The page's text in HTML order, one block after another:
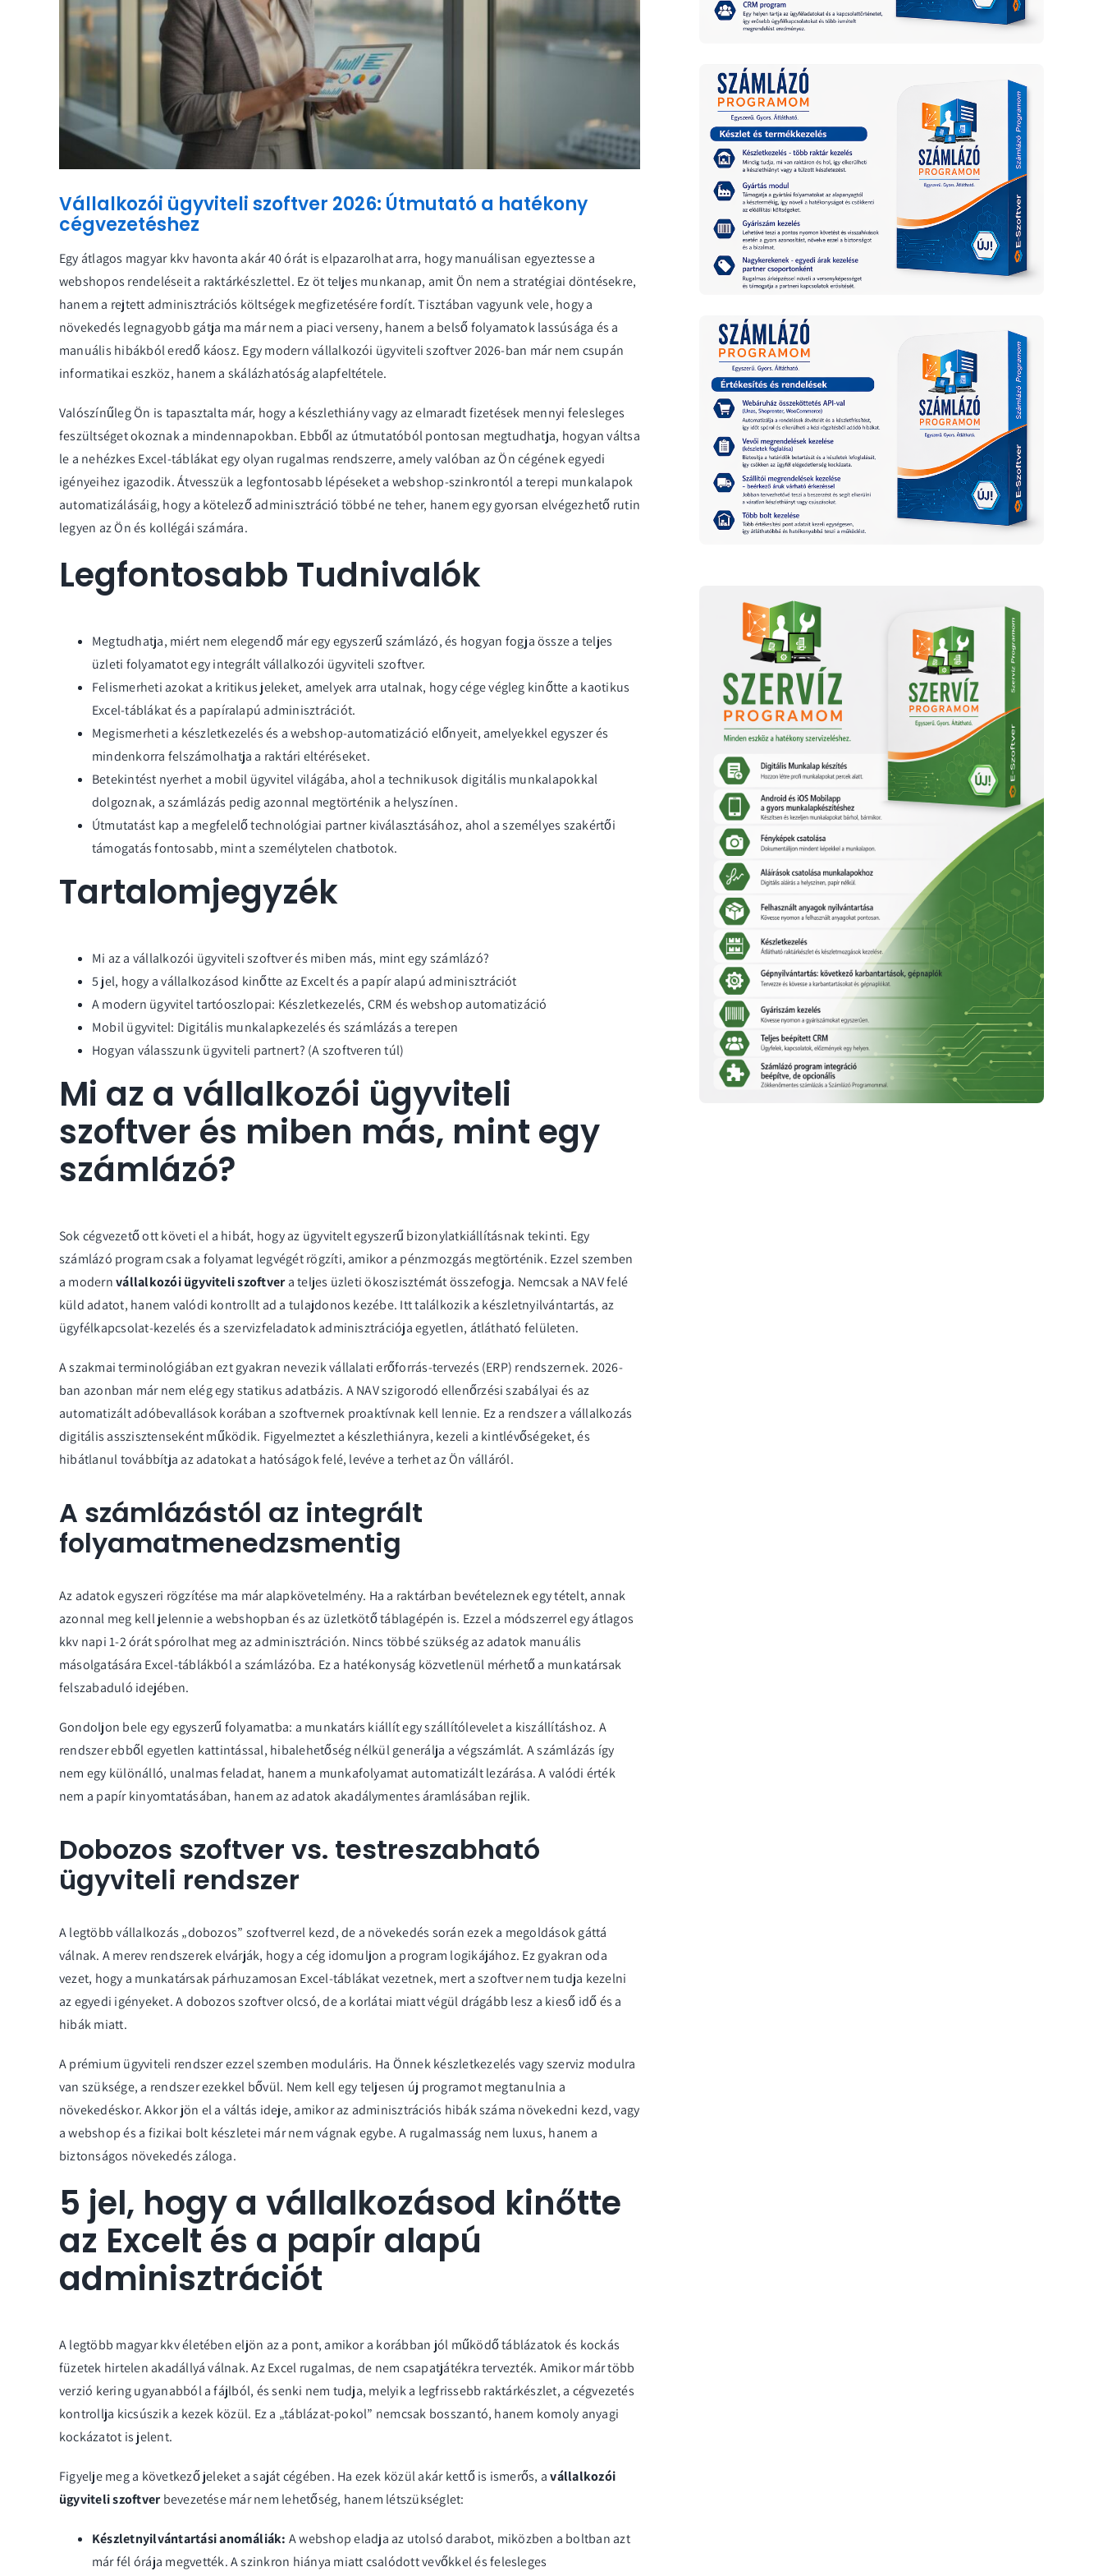
Vállalkozói ügyviteli szoftver 2026: Útmutató a hatékony
cégvezetéshez
Egy átlagos magyar kkv havonta akár 40 órát is elpazarolhat arra, hogy manuálisan egyeztesse a
webshopos rendeléseit a raktárkészlettel. Ez öt teljes munkanap, amit Ön nem a stratégiai döntésekre,
hanem a rejtett adminisztrációs költségek megfizetésére fordít. Tisztában vagyunk vele, hogy a
növekedés legnagyobb gátja ma már nem a piaci verseny, hanem a belső folyamatok lassúsága és a
manuális hibákból eredő káosz. Egy modern vállalkozói ügyviteli szoftver 2026-ban már nem csupán
informatikai eszköz, hanem a skálázhatóság alapfeltétele.
Valószínűleg Ön is tapasztalta már, hogy a készlethiány vagy az elmaradt fizetések mennyi felesleges
feszültséget okoznak a mindennapokban. Ebből az útmutatóból pontosan megtudhatja, hogyan váltsa
le a nehézkes Excel-táblákat egy olyan rugalmas rendszerre, amely valóban az Ön cégének egyedi
igényeihez igazodik. Átvesszük a legfontosabb lépéseket a webshop-szinkrontól a terepi munkalapok
automatizálásáig, hogy a kötelező adminisztráció többé ne teher, hanem egy gyorsan elvégezhető rutin
legyen az Ön és kollégái számára.
Legfontosabb Tudnivalók
Megtudhatja, miért nem elegendő már egy egyszerű számlázó, és hogyan fogja össze a teljes
üzleti folyamatot egy integrált vállalkozói ügyviteli szoftver.
Felismerheti azokat a kritikus jeleket, amelyek arra utalnak, hogy cége végleg kinőtte a kaotikus
Excel-táblákat és a papíralapú adminisztrációt.
Megismerheti a készletkezelés és a webshop-automatizáció előnyeit, amelyekkel egyszer és
mindenkorra felszámolhatja a raktári eltéréseket.
Betekintést nyerhet a mobil ügyvitel világába, ahol a technikusok digitális munkalapokkal
dolgoznak, a számlázás pedig azonnal megtörténik a helyszínen.
Útmutatást kap a megfelelő technológiai partner kiválasztásához, ahol a személyes szakértői
támogatás fontosabb, mint a személytelen chatbotok.
Tartalomjegyzék
Mi az a vállalkozói ügyviteli szoftver és miben más, mint egy számlázó?
5 jel, hogy a vállalkozásod kinőtte az Excelt és a papír alapú adminisztrációt
A modern ügyvitel tartóoszlopai: Készletkezelés, CRM és webshop automatizáció
Mobil ügyvitel: Digitális munkalapkezelés és számlázás a terepen
Hogyan válasszunk ügyviteli partnert? (A szoftveren túl)
Mi az a vállalkozói ügyviteli
szoftver és miben más, mint egy
számlázó?
Sok cégvezető ott követi el a hibát, hogy az ügyvitelt egyszerű bizonylatkiállításnak tekinti. Egy
számlázó program csak a folyamat legvégét rögzíti, amikor a pénzmozgás megtörténik. Ezzel szemben
a modernvállalkozói ügyviteli szoftvera teljes üzleti ökoszisztémát összefogja. Nemcsak a NAV felé
küld adatot, hanem valódi kontrollt ad a tulajdonos kezébe. Itt találkozik a készletnyilvántartás, az
ügyfélkapcsolat-kezelés és a szervizfeladatok adminisztrációja egyetlen, átlátható felületen.
A szakmai terminológiában ezt gyakran nevezikvállalati erőforrás-tervezés (ERP) rendszernek. 2026-
ban azonban már nem elég egy statikus adatbázis. A NAV szigorodó ellenőrzési szabályai és az
automatizált adóbevallások korában a szoftvernek proaktívnak kell lennie. Ez a rendszer a vállalkozás
digitális asszisztenseként működik. Figyelmeztet a készlethiányra, kezeli a kintlévőségeket, és
hibátlanul továbbítja az adatokat a hatóságok felé, levéve a terhet az Ön válláról.
A számlázástól az integrált
folyamatmenedzsmentig
Az adatok egyszeri rögzítése ma már alapkövetelmény. Ha a raktárban bevételeznek egy tételt, annak
azonnal meg kell jelennie a webshopban és az üzletkötő táblagépén is. Ezzel a módszerrel egy átlagos
kkv napi 1-2 órát spórolhat meg az adminisztráción. Nincs többé szükség az adatok manuális
másolgatására Excel-táblákból a számlázóba. Ez a hatékonyság közvetlenül mérhető a munkatársak
felszabaduló idejében.
Gondoljon bele egy egyszerű folyamatba: a munkatárs kiállít egy szállítólevelet a kiszállításhoz. A
rendszer ebből egyetlen kattintással, hibalehetőség nélkül generálja a végszámlát. Aszámlázás így
nem egy különálló, unalmas feladat, hanem a munkafolyamat automatizált lezárása. A valódi érték
nem a papír kinyomtatásában, hanem az adatok akadálymentes áramlásában rejlik.
Dobozos szoftver vs. testreszabható
ügyviteli rendszer
A legtöbb vállalkozás „dobozos” szoftverrel kezd, de a növekedés során ezek a megoldások gáttá
válnak. A merev rendszerek elvárják, hogy a cég idomuljon a program logikájához. Ez gyakran oda
vezet, hogy a munkatársak párhuzamosan Excel-táblákat vezetnek, mert a szoftver nem tudja kezelni
az egyedi igényeket. A dobozos szoftver olcsó, de a korlátai miatt végül drágább lesz a kieső idő és a
hibák miatt.
Aprémium ügyviteli rendszerezzel szemben moduláris. Ha Önnekkészletkezelés vagy szerviz modulra
van szüksége, a rendszer ezekkel bővül. Nem kell egy teljesen új programot megtanulnia a
növekedéskor. Akkor jön el a váltás ideje, amikor az adminisztrációs hibák száma növekedni kezd, vagy
a webshop és a fizikai bolt készletei már nem vágnak egybe. A rugalmasság nem luxus, hanem a
biztonságos növekedés záloga.
5 jel, hogy a vállalkozásod kinőtte
az Excelt és a papír alapú
adminisztrációt
A legtöbb magyar kkv életében eljön az a pont, amikor a korábban jól működő táblázatok és kockás
füzetek hirtelen akadállyá válnak. Az Excel rugalmas, de nem csapatjátékra tervezték. Amikor már több
verzió kering ugyanabból a fájlból, és senki nem tudja, melyik a legfrissebb raktárkészlet, a cégvezetés
kontrollja kicsúszik a kezek közül. Ez a „táblázat-pokol” nemcsak bosszantó, hanem komoly anyagi
kockázatot is jelent.
Figyelje meg a következő jeleket a saját cégében. Ha ezek közül akár kettő is ismerős, avállalkozói
ügyviteli szoftverbevezetése már nem lehetőség, hanem létszükséglet:
Készletnyilvántartási anomáliák: A webshop eladja az utolsó darabot, miközben a boltban azt
már fél órája megvették. A szinkron hiánya miatt csalódott vevőkkel és felesleges